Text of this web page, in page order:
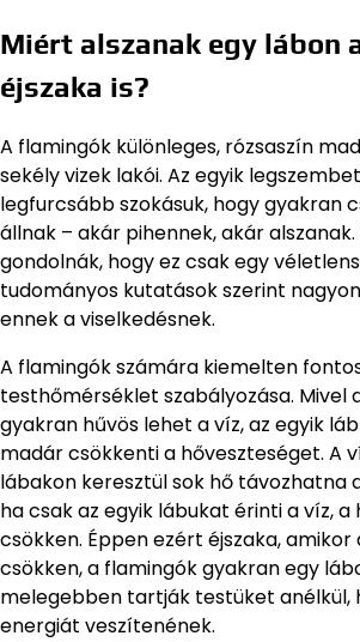
Miért alszanak egy lábon
éjszaka is?
A flamingók különleges, rózsaszín
sekély vizek lakói. Az egyik
legfurcsább szokásuk, hogy gyakran
állnak – akár pihennek, akár alszanak.
gondolnák, hogy ez csak egy
tudományos kutatások szerint
ennek a viselkedésnek.
A flamingók számára kiemelten
testhőmérséklet szabályozása. Mivel
gyakran hűvös lehet a víz, az egyik
madár csökkenti a hőveszteséget. A
lábakon keresztül sok hő távozhatna
ha csak az egyik lábukat érinti a víz,
csökken. Éppen ezért éjszaka,
csökken, a flamingók gyakran egy
melegebben tartják testüket anélkül,
energiát veszítenének.